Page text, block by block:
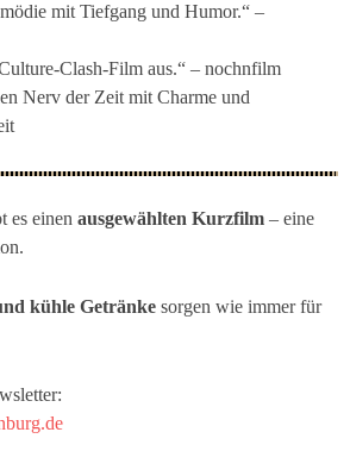
mit Tiefgang und Humor.“ –
Clash-Film aus.“ – nochnfilm
Nerv der Zeit mit Charme und
es einen ausgewählten Kurzfilm – eine
kühle Getränke sorgen wie immer für